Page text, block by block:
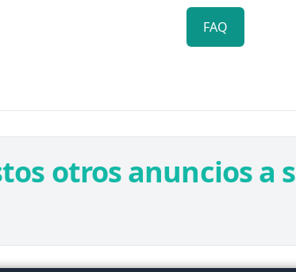
FAQ
otros anuncios a